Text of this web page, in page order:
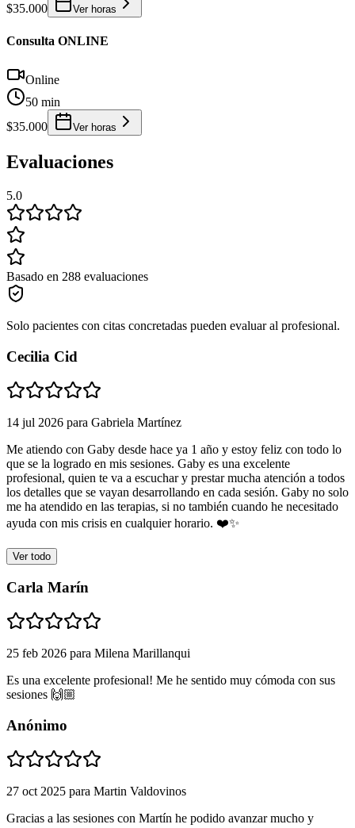
$35.000
Ver horas
Consulta ONLINE
Online
50 min
$35.000
Ver horas
Evaluaciones
5.0
Basado en 288 evaluaciones
Solo pacientes con citas concretadas pueden evaluar al profesional.
Cecilia Cid
14 jul 2026 para Gabriela Martínez
Me atiendo con Gaby desde hace ya 1 año y estoy feliz con todo lo
que se la logrado en mis sesiones. Gaby es una excelente
profesional, quien te va a escuchar y prestar mucha atención a todos
los detalles que se vayan desarrollando en cada sesión. Gaby no solo
me ha atendido en las terapias, si no también cuando he necesitado
ayuda con mis crisis en cualquier horario. ❤️✨️
Ver todo
Carla Marín
25 feb 2026 para Milena Marillanqui
Es una excelente profesional! Me he sentido muy cómoda con sus
sesiones 🙌🏼
Anónimo
27 oct 2025 para Martin Valdovinos
Gracias a las sesiones con Martín he podido avanzar mucho y